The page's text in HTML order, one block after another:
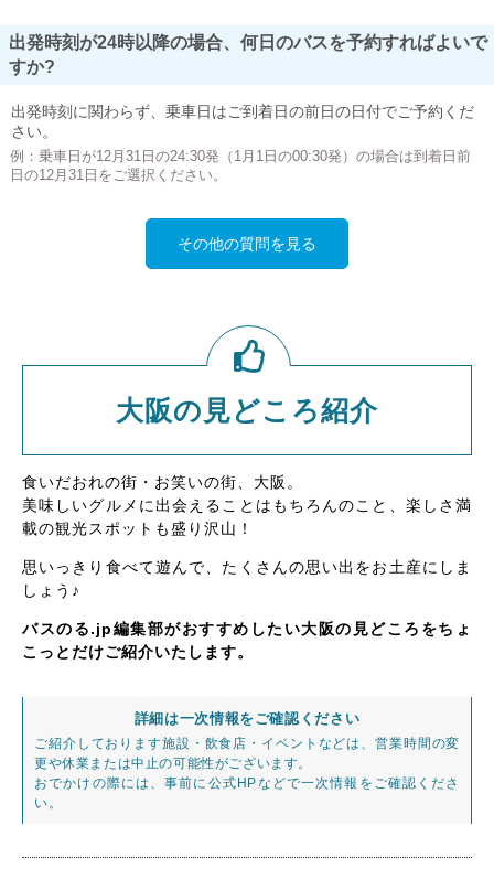
出発時刻が24時以降の場合、何日のバスを予約すればよいで
すか?
出発時刻に関わらず、乗車日はご到着日の前日の日付でご予約くだ
さい。
例：乗車日が12月31日の24:30発（1月1日の00:30発）の場合は到着日前
日の12月31日をご選択ください。
その他の質問を見る
大阪の見どころ紹介
食いだおれの街・お笑いの街、大阪。
美味しいグルメに出会えることはもちろんのこと、楽しさ満
載の観光スポットも盛り沢山！
思いっきり食べて遊んで、たくさんの思い出をお土産にしま
しょう♪
バスのる.jp編集部がおすすめしたい大阪の見どころをちょ
こっとだけご紹介いたします。
詳細は一次情報をご確認ください
ご紹介しております施設・飲食店・イベントなどは、営業時間の変
更や休業または中止の可能性がございます。
おでかけの際には、事前に公式HPなどで一次情報をご確認くださ
い。